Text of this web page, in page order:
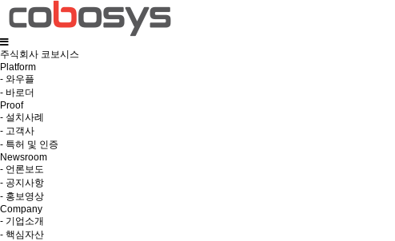
주식회사 코보시스
Platform
- 와우플
- 바로더
Proof
- 설치사례
- 고객사
- 특허 및 인증
Newsroom
- 언론보도
- 공지사항
- 홍보영상
Company
- 기업소개
- 핵심자산